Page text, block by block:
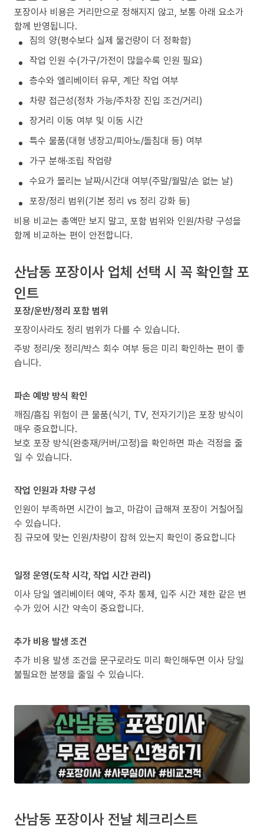
포장이사 비용은 거리만으로 정해지지 않고, 보통 아래 요소가
함께 반영됩니다.
짐의 양(평수보다 실제 물건량이 더 정확함)
작업 인원 수(가구/가전이 많을수록 인원 필요)
층수와 엘리베이터 유무, 계단 작업 여부
차량 접근성(정차 가능/주차장 진입 조건/거리)
장거리 이동 여부 및 이동 시간
특수 물품(대형 냉장고/피아노/돌침대 등) 여부
가구 분해·조립 작업량
수요가 몰리는 날짜/시간대 여부(주말/월말/손 없는 날)
포장/정리 범위(기본 정리 vs 정리 강화 등)
비용 비교는 총액만 보지 말고, 포함 범위와 인원/차량 구성을
함께 비교하는 편이 안전합니다.
산남동 포장이사 업체 선택 시 꼭 확인할 포
인트
포장/운반/정리 포함 범위
포장이사라도 정리 범위가 다를 수 있습니다.
주방 정리/옷 정리/박스 회수 여부 등은 미리 확인하는 편이 좋
습니다.
파손 예방 방식 확인
깨짐/흠집 위험이 큰 물품(식기, TV, 전자기기)은 포장 방식이
매우 중요합니다.
보호 포장 방식(완충재/커버/고정)을 확인하면 파손 걱정을 줄
일 수 있습니다.
작업 인원과 차량 구성
인원이 부족하면 시간이 늘고, 마감이 급해져 포장이 거칠어질
수 있습니다.
짐 규모에 맞는 인원/차량이 잡혀 있는지 확인이 중요합니다
일정 운영(도착 시각, 작업 시간 관리)
이사 당일 엘리베이터 예약, 주차 통제, 입주 시간 제한 같은 변
수가 있어 시간 약속이 중요합니다.
추가 비용 발생 조건
추가 비용 발생 조건을 문구로라도 미리 확인해두면 이사 당일
불필요한 분쟁을 줄일 수 있습니다.
산남동 포장이사 전날 체크리스트